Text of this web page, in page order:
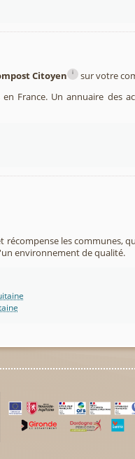
Citoyen i
sur votre
France. Un annuaire des
les communes,
environnement de qualité.